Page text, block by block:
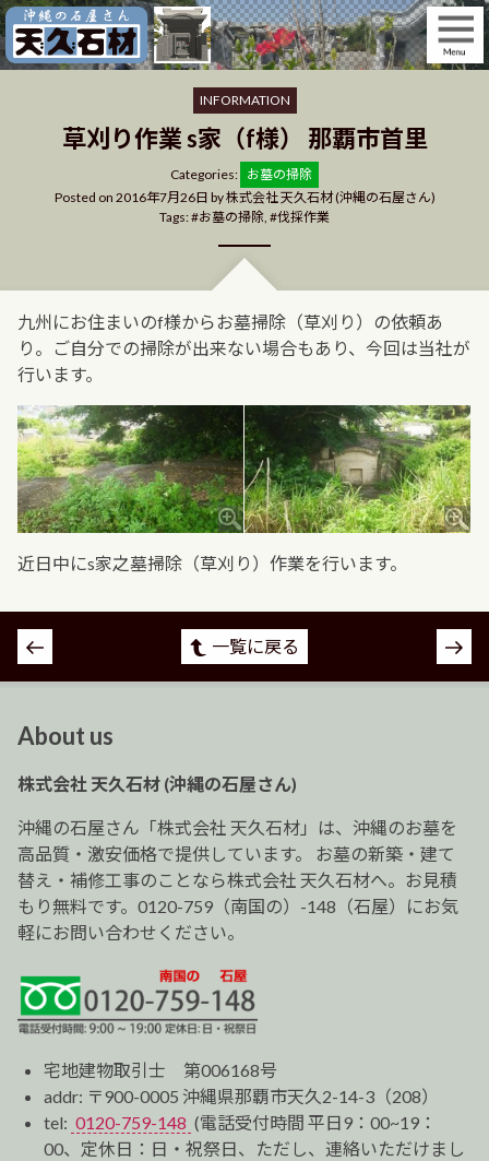
Skip
to
content
INFORMATION
草刈り作業 s家（f様） 那覇市首里
Categories: Categories
お墓の掃除
Posted on 2016年7月26日 by株式会社 天久石材 (沖縄の石屋さん)
Tags:
お墓の掃除, 伐採作業
九州にお住まいのf様からお墓掃除（草刈り）の依頼あ
り。ご自分での掃除が出来ない場合もあり、今回は当社が
行います。
近日中にs家之墓掃除（草刈り）作業を行います。
投
稿
ゲ
ー
ョ
ン
一覧に戻る
About us
株式会社 天久石材 (沖縄の石屋さん)
沖縄の石屋さん「株式会社 天久石材」は、沖縄のお墓を
高品質・激安価格で提供しています。 お墓の新築・建て
替え・補修工事のことなら株式会社 天久石材へ。お見積
もり無料です。0120-759（南国の）-148（石屋）にお気
軽にお問い合わせください。
宅地建物取引士 第006168号
addr: 〒900-0005 沖縄県那覇市天久2-14-3（208）
tel: 0120-759-148 (電話受付時間 平日9：00~19：
00、定休日：日・祝祭日、ただし、連絡いただけまし